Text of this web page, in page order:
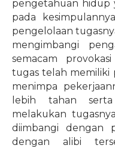
pengetahuan hidup
pada
pengelolaan
mengimbangi
semacam
tugas telah memiliki
menimpa
lebih tahan
melakukan
diimbangi dengan
dengan alibi